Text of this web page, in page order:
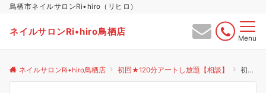
鳥栖市ネイルサロンRi•hiro（リヒロ）
ネイルサロンRi•hiro鳥栖店
Menu
ネイルサロンRi•hiro鳥栖店 初回★120分アートし放題【相談】 初回★120分アートし放題★☆